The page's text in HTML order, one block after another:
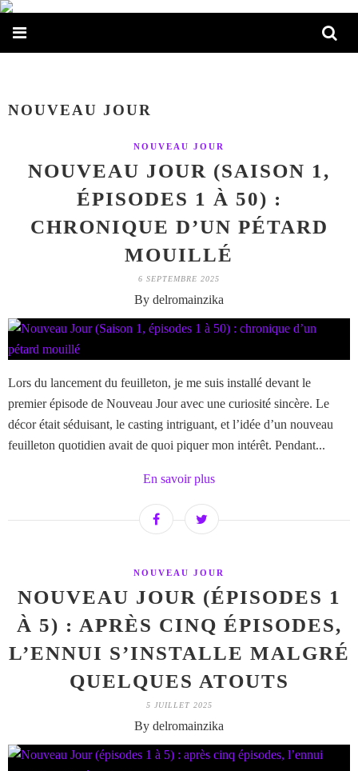
NOUVEAU JOUR
NOUVEAU JOUR
NOUVEAU JOUR (SAISON 1,
ÉPISODES 1 À 50) :
CHRONIQUE D’UN PÉTARD
MOUILLÉ
6 SEPTEMBRE 2025
By delromainzika
Lors du lancement du feuilleton, je me suis installé devant le
premier épisode de Nouveau Jour avec une curiosité sincère. Le
décor était séduisant, le casting intriguant, et l’idée d’un nouveau
feuilleton quotidien avait de quoi piquer mon intérêt. Pendant...
En savoir plus
NOUVEAU JOUR
NOUVEAU JOUR (ÉPISODES 1
À 5) : APRÈS CINQ ÉPISODES,
L’ENNUI S’INSTALLE MALGRÉ
QUELQUES ATOUTS
5 JUILLET 2025
By delromainzika